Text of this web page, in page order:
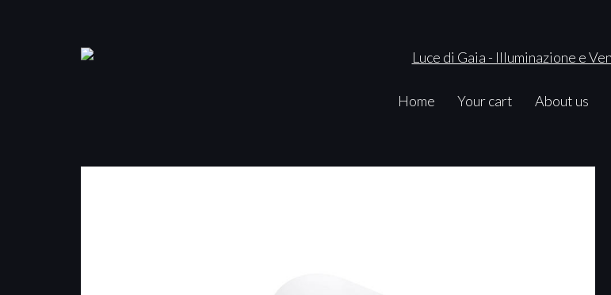
Home Your cart About us